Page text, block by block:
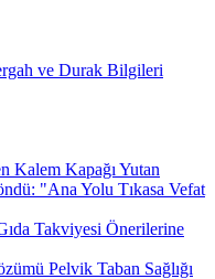
ve Durak Bilgileri
Kalem Kapağı Yutan
"Ana Yolu Tıkasa Vefat
Takviyesi Önerilerine
Pelvik Taban Sağlığı